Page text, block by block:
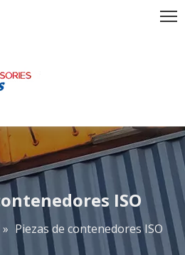
ISO
» Piezas de contenedores ISO